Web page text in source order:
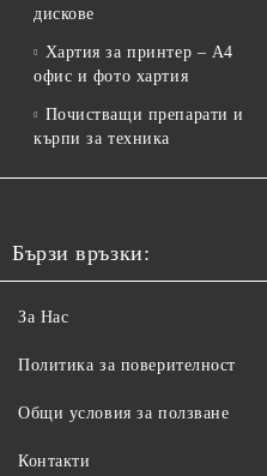
дискове
Хартия за принтер – A4
офис и фото хартия
Почистващи препарати и
кърпи за техника
Бързи връзки:
За Нас
Политика за поверителност
Общи условия за ползване
Контакти